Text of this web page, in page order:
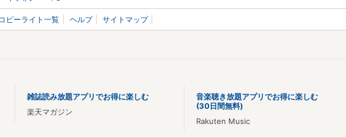
コピーライト一覧 ヘルプ サイトマップ
雑誌読み放題アプリでお得に楽しむ
楽天マガジン
音楽聴き放題アプリでお得に楽しむ
(30日間無料)
Rakuten Music